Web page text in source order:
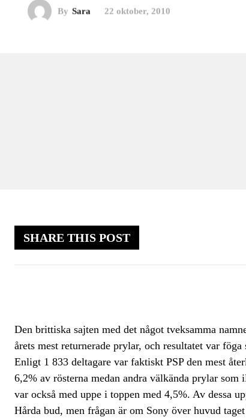
By Sara 22 oktober, 2010
SHARE THIS POST
Den brittiska sajten med det något tveksamma
årets mest returnerade prylar, och resultatet var
Enligt 1 833 deltagare var faktiskt PSP den mest
6,2% av rösterna medan andra välkända prylar
var också med uppe i toppen med 4,5%. Av dessa
Hårda bud, men frågan är om Sony över huvud